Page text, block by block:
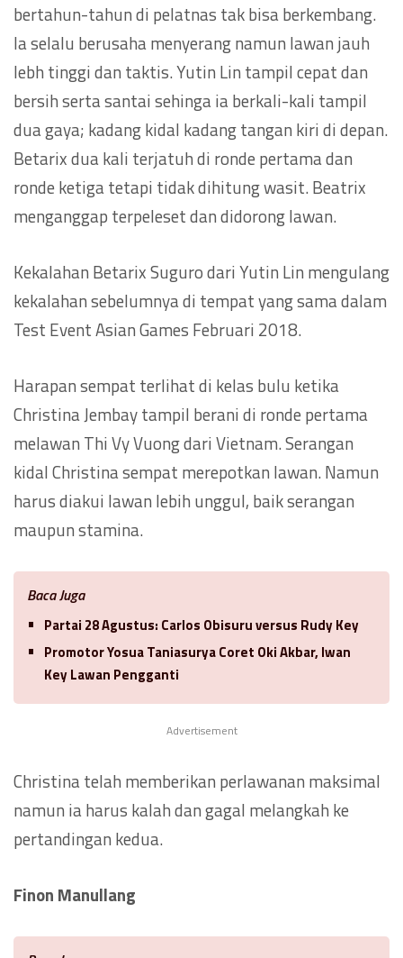
bertahun-tahun di pelatnas tak bisa berkembang.
Ia selalu berusaha menyerang namun lawan jauh
lebh tinggi dan taktis. Yutin Lin tampil cepat dan
bersih serta santai sehinga ia berkali-kali tampil
dua gaya; kadang kidal kadang tangan kiri di depan.
Betarix dua kali terjatuh di ronde pertama dan
ronde ketiga tetapi tidak dihitung wasit. Beatrix
menganggap terpeleset dan didorong lawan.
Kekalahan Betarix Suguro dari Yutin Lin mengulang
kekalahan sebelumnya di tempat yang sama dalam
Test Event Asian Games Februari 2018.
Harapan sempat terlihat di kelas bulu ketika
Christina Jembay tampil berani di ronde pertama
melawan Thi Vy Vuong dari Vietnam. Serangan
kidal Christina sempat merepotkan lawan. Namun
harus diakui lawan lebih unggul, baik serangan
maupun stamina.
Baca Juga
Partai 28 Agustus: Carlos Obisuru versus Rudy Key
Promotor Yosua Taniasurya Coret Oki Akbar, Iwan
Key Lawan Pengganti
Advertisement
Christina telah memberikan perlawanan maksimal
namun ia harus kalah dan gagal melangkah ke
pertandingan kedua.
Finon Manullang